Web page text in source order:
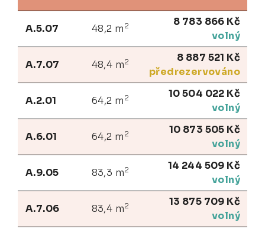
A.5.07 48,2 m 2
8 783 866 Kč
volný
A.7.07 48,4 m2
8 887 521 Kč
předrezervováno
A.2.01 64,2 m 2
10 504 022 Kč
volný
A.6.01 64,2 m 2
10 873 505 Kč
volný
A.9.05 83,3 m2
14 244 509 Kč
volný
A.7.06 83,4 m2
13 875 709 Kč
volný